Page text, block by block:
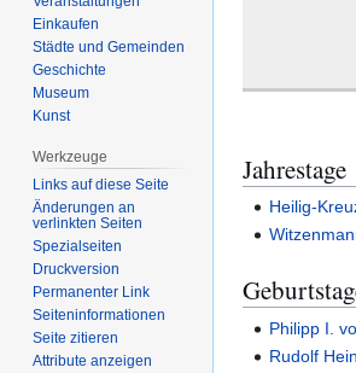
Jahrestage
Heilig-
Philipp I.
Rudolf
Einkaufen
Städte und Gemeinden
Geschichte
Museum
Kunst
Werkzeuge
Links auf diese Seite
Änderungen an
verlinkten Seiten
Spezialseiten
Druckversion
Permanenter Link
Seiten­­informationen
Seite zitieren
Attribute anzeigen